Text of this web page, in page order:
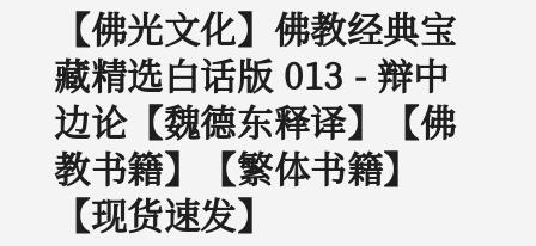
【佛光文化】佛教经典宝
藏精选白话版 013 - 辩中
边论【魏德东释译】【佛
教书籍】【繁体书籍】
【现货速发】